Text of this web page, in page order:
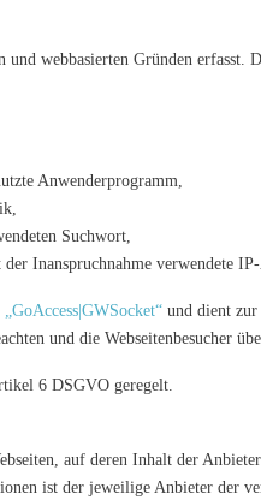
und webbasierten Gründen
Anwenderprogramm,
Suchwort,
Inanspruchnahme verwendete IP-
„GoAccess|GWSocket“ und dient zur
und die Webseitenbesucher
6 DSGVO geregelt.
auf deren Inhalt der
ist der jeweilige Anbieter der